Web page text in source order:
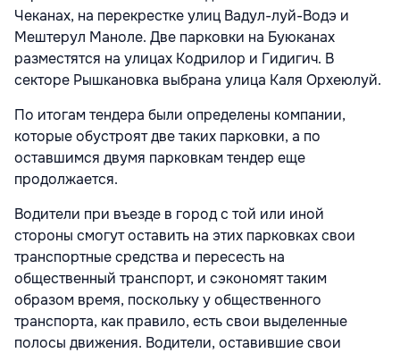
Чеканах, на перекрестке улиц Вадул-луй-Водэ и
Мештерул Маноле. Две парковки на Буюканах
разместятся на улицах Кодрилор и Гидигич. В
секторе Рышкановка выбрана улица Каля Орхеюлуй.
По итогам тендера были определены компании,
которые обустроят две таких парковки, а по
оставшимся двумя парковкам тендер еще
продолжается.
Водители при въезде в город с той или иной
стороны смогут оставить на этих парковках свои
транспортные средства и пересесть на
общественный транспорт, и сэкономят таким
образом время, поскольку у общественного
транспорта, как правило, есть свои выделенные
полосы движения. Водители, оставившие свои